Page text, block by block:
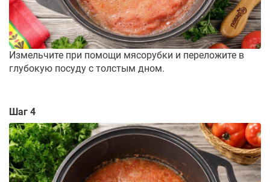
Измельчите при помощи мясорубки и переложите в
глубокую посуду с толстым дном.
Шаг 4